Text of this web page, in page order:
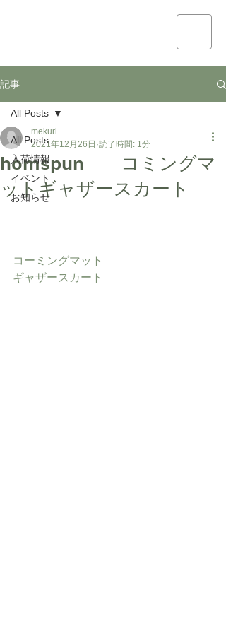
記事
All Posts
入荷情報
イベント
お知らせ
All Posts
homspun コミングマ
ットギャザースカート
mekuri
2021年12月26日 読了時間: 1分
コーミングマット
ギャザースカート